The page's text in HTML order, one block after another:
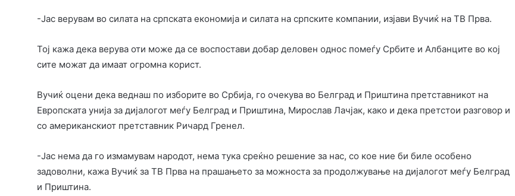
-Јас верувам во силата на српската економија и силата на српските компании, изјави Вучиќ на ТВ Прва.
Тој кажа дека верува оти може да се воспостави добар деловен однос помеѓу Србите и Албанците во кој
сите можат да имаат огромна корист.
Вучиќ оцени дека веднаш по изборите во Србија, го очекува во Белград и Приштина претставникот на
Европската унија за дијалогот меѓу Белград и Приштина, Мирослав Лачјак, како и дека претстои разговор и
со американскиот претставник Ричард Гренел.
-Јас нема да го измамувам народот, нема тука среќно решение за нас, со кое ние би биле особено
задоволни, кажа Вучиќ за ТВ Прва на прашањето за можноста за продолжување на дијалогот меѓу Белград
и Приштина.